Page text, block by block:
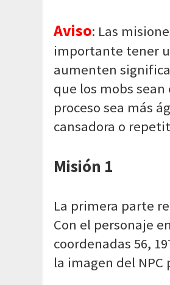
Aviso: Las
importante tener
aumenten
que los mobs
proceso sea más
cansadora o
Misión 1
La primera parte
Con el personaje
coordenadas 56,
la imagen del